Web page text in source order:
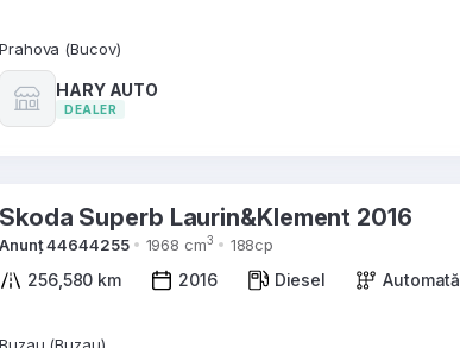
Prahova (Bucov)
HARY AUTO
DEALER
Skoda Superb Laurin&Klement 2016
Anunț 44644255 1968 cm3 188cp
256,580 km 2016 Diesel Automată